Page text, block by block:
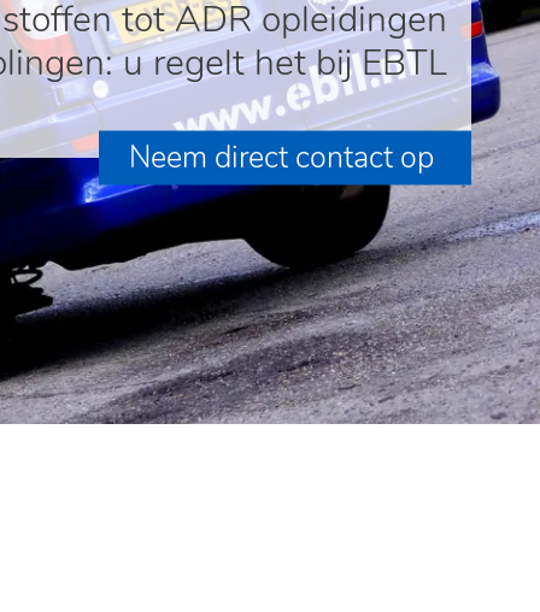
tot ADR opleidingen
u regelt het bij EBTL
Neem direct contact op